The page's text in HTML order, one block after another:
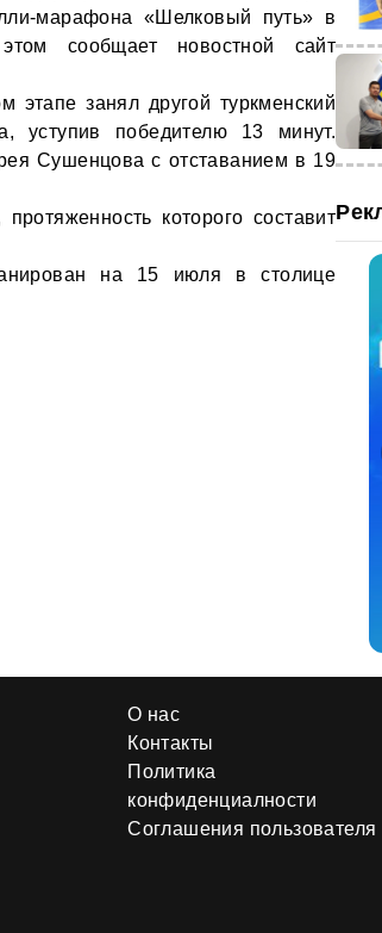
марафона «Шелковый путь» в
сообщает новостной сайт
занял другой туркменский
уступив победителю 13 минут.
Сушенцова с отставанием в 19
которого составит
на 15 июля в столице
О нас
Контакты
Политика
конфиденциалности
Соглашения пользователя